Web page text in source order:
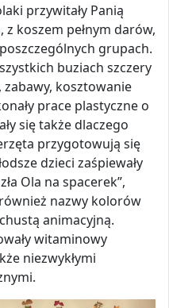
przywitały Panią
koszem pełnym darów,
grupach.
buziach szczery
zabawy, kosztowanie
prace plastyczne o
się także dlaczego
przygotowują się
dzieci zaśpiewały
Ola na spacerek”,
również nazwy kolorów
animacyjną.
witaminowy
niezwykłymi